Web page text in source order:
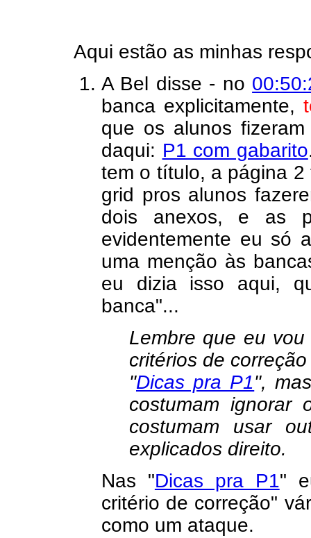
Aqui estão as minhas
A Bel disse - no
banca explicitamente,
que os alunos
daqui: P1 com gabarito
tem o título, a página
grid pros alunos
dois anexos, e as
evidentemente eu só
uma menção às
eu dizia isso aqui,
banca"...
Lembre que eu
critérios de
"Dicas pra P1",
costumam ignorar
costumam usar
explicados direito.
Nas "Dicas pra P1"
critério de correção"
como um ataque.